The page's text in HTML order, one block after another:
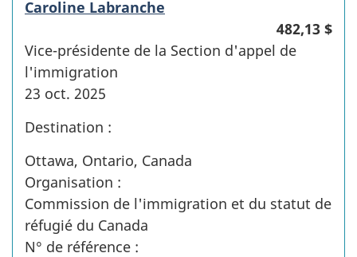
Caroline Labranche
482,13 $
Vice-présidente de la Section d'appel de
l'immigration
23 oct. 2025
Destination :
Ottawa, Ontario, Canada
Organisation :
Commission de l'immigration et du statut de
réfugié du Canada
N° de référence :